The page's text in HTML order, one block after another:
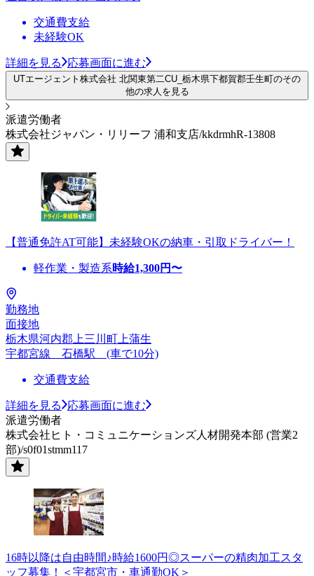
交通費支給
未経験OK
詳細を見る 応募画面に進む
UTエージェント株式会社 北関東第二CU_栃木県下都賀郡壬生町のその
他の求人を見る
派遣労働者
株式会社ジャパン・リリーフ 浦和支店/kkdrmhR-13808
【普通免許AT可能】未経験OKの納車・引取ドライバー！
軽作業・製造系時給1,300円〜
勤務地
面接地
栃木県河内郡上三川町上蒲生
宇都宮線 石橋駅 (車で10分)
交通費支給
詳細を見る
応募画面に進む
派遣労働者
株式会社ヒト・コミュニケーションズ人材開発本部 (営業2
部)/s0f01stmm117
16時以降は自由時間♪時給1600円◎スーパーの精肉加工スタ
ッフ募集！＜宇都宮市・車通勤OK＞